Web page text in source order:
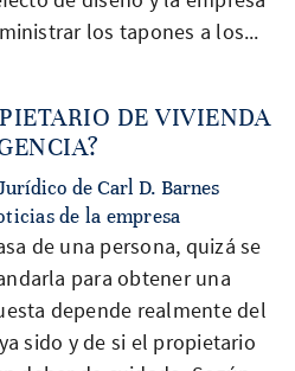
los tapones a los...
DE VIVIENDA
de Carl D. Barnes
de la empresa
de una persona, quizá se
para obtener una
depende realmente del
sido y de si el propietario